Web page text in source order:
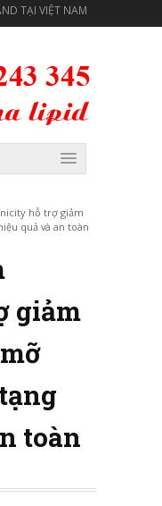
TẠI VIỆT NAM
hỗ trợ giảm
quả và an toàn
giảm
toàn